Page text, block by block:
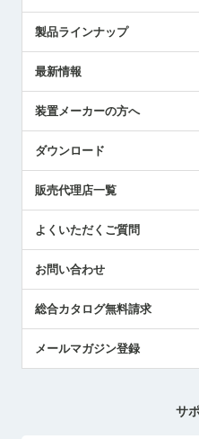
ごあいさつ
受賞履歴
採用情報
国/地域/言語
製品ラインナップ
ツールセッタ製品
エアマイクロセンサ製品
最新情報
メトロールの技術
社員ブログ
中小企業のBCP地震対策
センサのテクニカルガイド
社長ブログ
装置メーカーの方へ
ダウンロード
販売代理店一覧
よくいただくご質問
お問い合わせ
総合カタログ無料請求
メールマガジン登録
サ